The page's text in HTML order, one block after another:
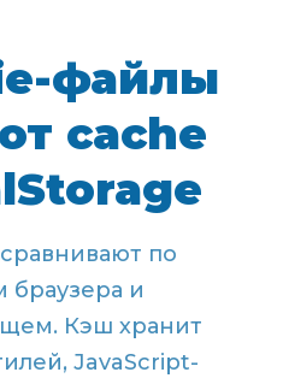
файлы
cache
по
и
Кэш хранит
JavaScript-